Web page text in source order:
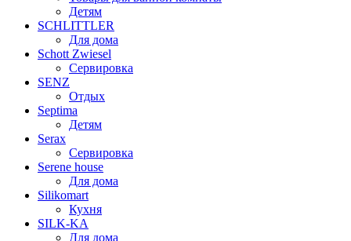
Детям
SCHLITTLER
Для дома
Schott Zwiesel
Сервировка
SENZ
Отдых
Septima
Детям
Serax
Сервировка
Serene house
Для дома
Silikomart
Кухня
SILK-KA
Для дома